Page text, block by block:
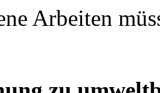
Arbeiten